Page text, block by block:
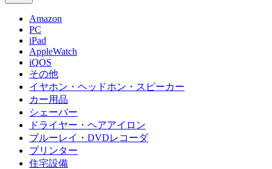
Amazon
PC
iPad
AppleWatch
iQOS
その他
イヤホン・ヘッドホン・スピーカー
カー用品
シェーバー
ドライヤー・ヘアアイロン
ブルーレイ・DVDレコーダ
プリンター
住宅設備